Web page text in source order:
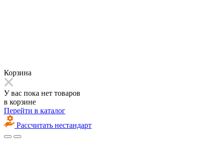
Корзина
У вас пока нет товаров
в корзине
Перейти в каталог
Рассчитать нестандарт